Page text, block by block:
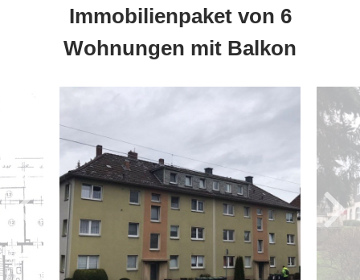
Immobilienpaket von 6
Wohnungen mit Balkon